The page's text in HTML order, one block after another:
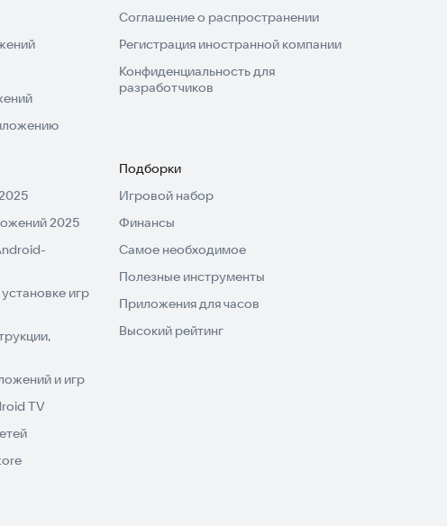
Соглашение о распространении
Регистрация иностранной компании
Конфиденциальность для
разработчиков
2025
игр
и игр
TV
Подборки
Игровой набор
Финансы
Самое необходимое
Полезные инструменты
Приложения для часов
Высокий рейтинг